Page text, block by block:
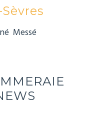
Messé